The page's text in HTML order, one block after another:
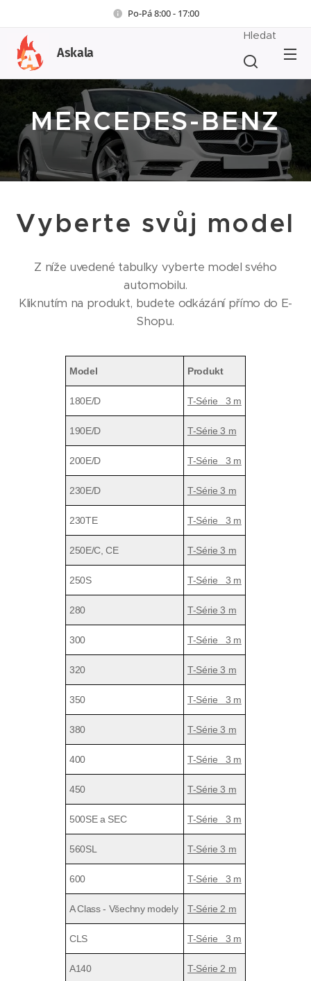
Po-Pá 8:00 - 17:00
Askala
Hledat
MERCEDES-BENZ
Vyberte svůj model
Z níže uvedené tabulky vyberte model svého
automobilu.
Kliknutím na produkt, budete odkázání přímo do E-
Shopu.
Model Produkt
180E/D T-Série 3 m
190E/D T-Série 3 m
200E/D T-Série 3 m
230E/D T-Série 3 m
230TE T-Série 3 m
250E/C, CE T-Série 3 m
250S T-Série 3 m
280 T-Série 3 m
300 T-Série 3 m
320 T-Série 3 m
350 T-Série 3 m
380 T-Série 3 m
400 T-Série 3 m
450 T-Série 3 m
500SE a SEC T-Série 3 m
560SL T-Série 3 m
600 T-Série 3 m
A Class - Všechny modely T-Série 2 m
CLS T-Série 3 m
A140 T-Série 2 m